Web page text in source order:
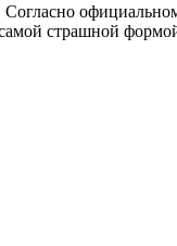
страшной